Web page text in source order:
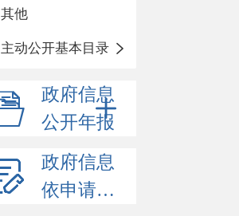
其他
主动公开基本目录
政府信息
公开年报
政府信息
依申请公开